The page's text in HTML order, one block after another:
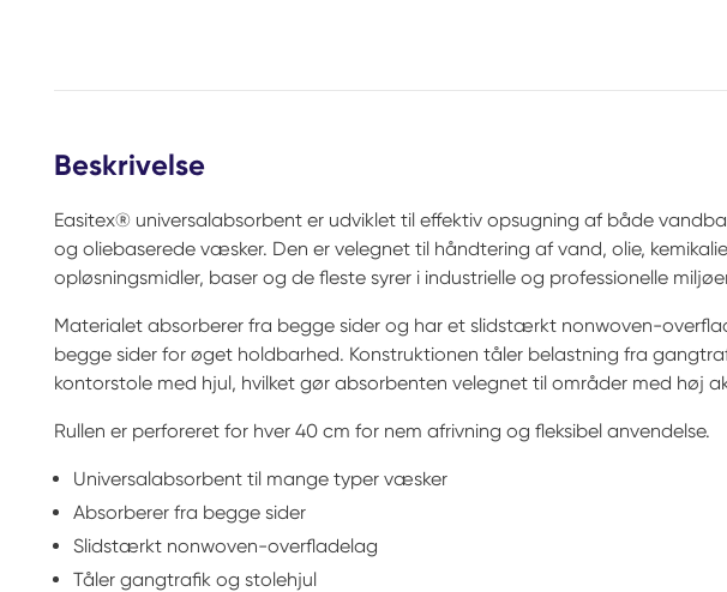
Beskrivelse
Easitex® universalabsorbent er udviklet til effektiv opsugning af både
og oliebaserede væsker. Den er velegnet til håndtering af vand, olie,
opløsningsmidler, baser og de fleste syrer i industrielle og professionelle
Materialet absorberer fra begge sider og har et slidstærkt nonwoven-
begge sider for øget holdbarhed. Konstruktionen tåler belastning fra
kontorstole med hjul, hvilket gør absorbenten velegnet til områder med høj
Rullen er perforeret for hver 40 cm for nem afrivning og fleksibel anvendelse.
Universalabsorbent til mange typer væsker
Absorberer fra begge sider
Slidstærkt nonwoven-overfladelag
Tåler gangtrafik og stolehjul